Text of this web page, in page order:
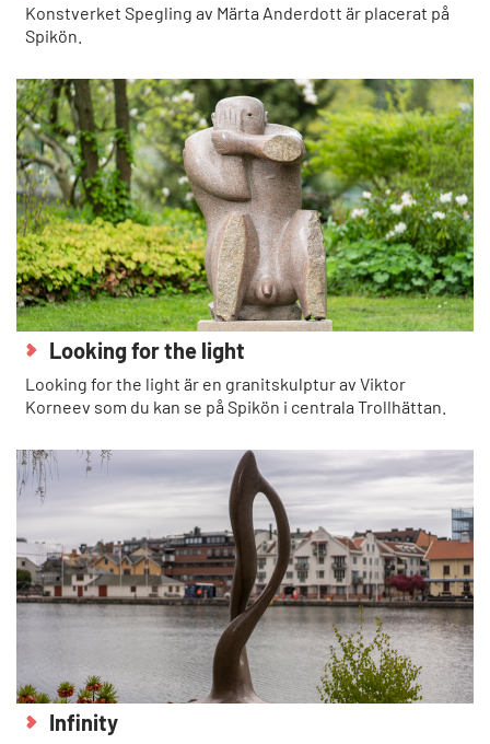
Konstverket Spegling av Märta Anderdott är placerat på
Spikön.
Looking for the light
Looking for the light är en granitskulptur av Viktor
Korneev som du kan se på Spikön i centrala Trollhättan.
Infinity